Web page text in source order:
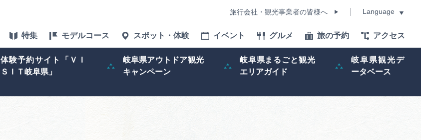
旅行会社・観光事業者の皆様へ Language
特集 モデルコース スポット・体験 イベント グルメ 旅の予約 アクセス
体験予約サイト「ＶＩ
ＳＩＴ岐阜県」
岐阜県アウトドア観光
キャンペーン
岐阜県まるごと観光
エリアガイド
岐阜県観光デ
ータベース